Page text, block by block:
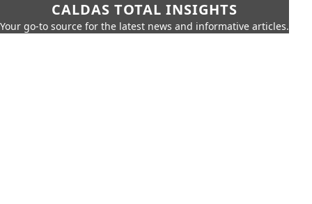
CALDAS TOTAL INSIGHTS
Your go-to source for the latest news and informative articles.